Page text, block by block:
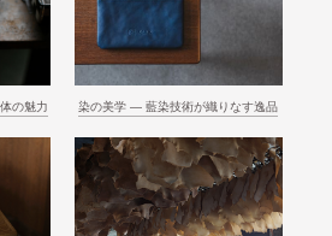
の魅力 染の美学 ― 藍染技術が織りなす逸品